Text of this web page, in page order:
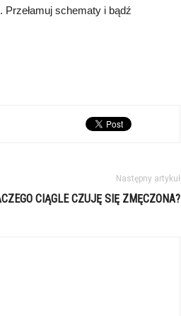
schematy i bądź
Następny artykuł
CIĄGLE CZUJĘ SIĘ ZMĘCZONA?